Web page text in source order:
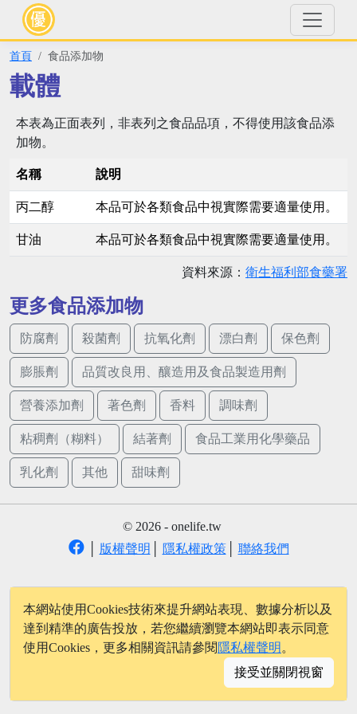
首頁 食品添加物
載體
本表為正面表列，非表列之食品品項，不得使用該食品添
加物。
名稱 說明
丙二醇 本品可於各類食品中視實際需要適量使用。
甘油 本品可於各類食品中視實際需要適量使用。
資料來源： 衛生福利部食藥署
更多食品添加物
防腐劑 殺菌劑 抗氧化劑 漂白劑 保色劑
膨脹劑 品質改良用、釀造用及食品製造用劑
營養添加劑 著色劑 香料 調味劑
粘稠劑（糊料） 結著劑 食品工業用化學藥品
乳化劑 其他 甜味劑
© 2026 - onelife.tw
版權聲明 隱私權政策│ 聯絡我們
本網站使用Cookies技術來提升網站表現、數據分析以及
達到精準的廣告投放，若您繼續瀏覽本網站即表示同意
使用Cookies，更多相關資訊請參閱 隱私權聲明 。
接受並關閉視窗